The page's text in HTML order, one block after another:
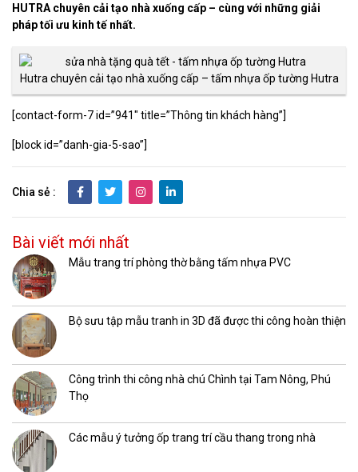
HUTRA chuyên cải tạo nhà xuống cấp – cùng với những giải
pháp tối ưu kinh tế nhất.
Hutra chuyên cải tạo nhà xuống cấp – tấm nhựa ốp tường Hutra
[contact-form-7 id=”941″ title=”Thông tin khách hàng”]
[block id=”danh-gia-5-sao”]
Chia sẻ :
Bài viết mới nhất
Mẫu trang trí phòng thờ bằng tấm nhựa PVC
Bộ sưu tập mẫu tranh in 3D đã được thi công hoàn thiện
Công trình thi công nhà chú Chình tại Tam Nông, Phú
Thọ
Các mẫu ý tưởng ốp trang trí cầu thang trong nhà